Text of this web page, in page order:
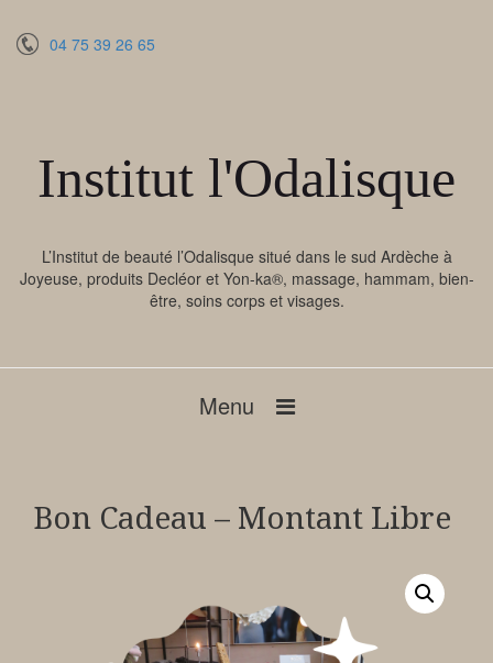
04 75 39 26 65
Institut l'Odalisque
L’Institut de beauté l’Odalisque situé dans le sud Ardèche à
Joyeuse, produits Decléor et Yon-ka®, massage, hammam, bien-
être, soins corps et visages.
Menu
Bon Cadeau – Montant Libre